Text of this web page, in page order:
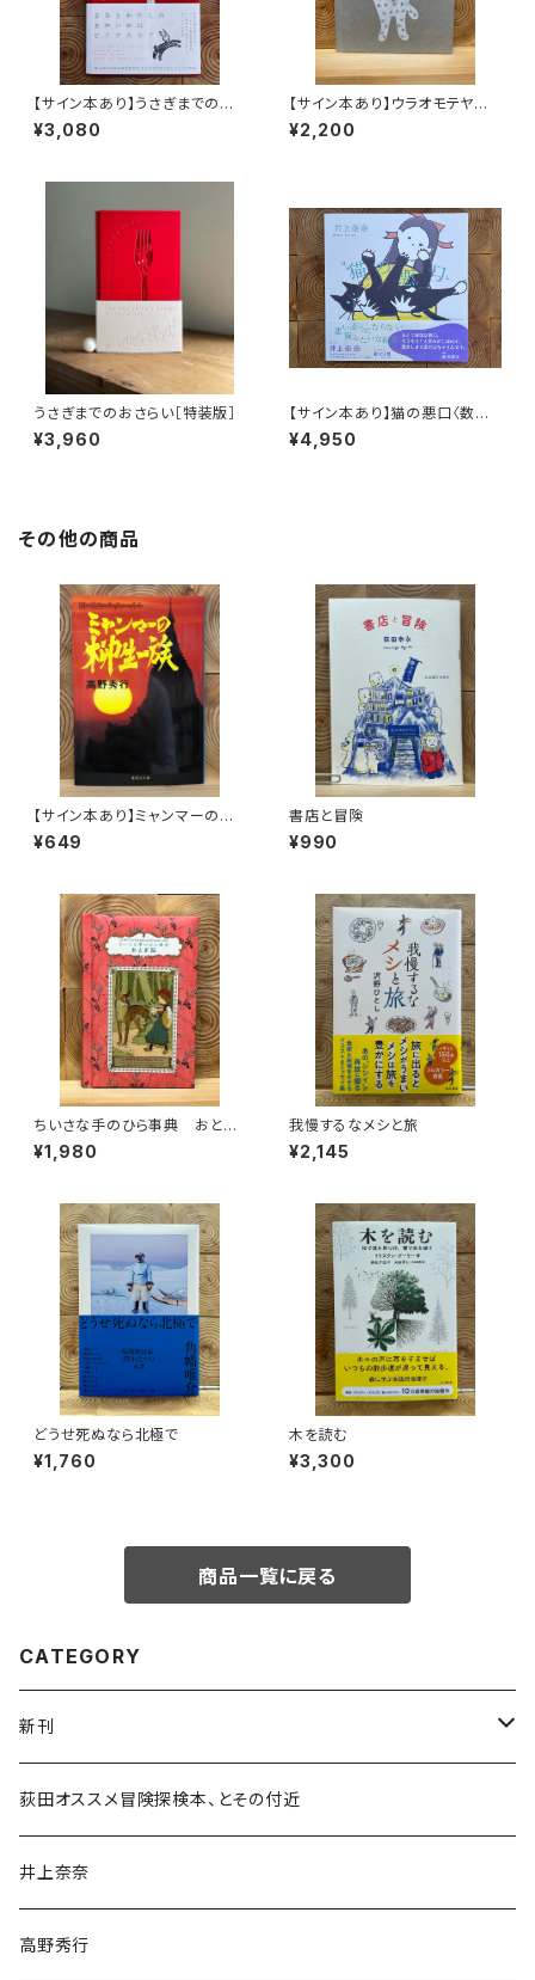
【サイン本あり】うさぎまでのお
さらい［通常版］
¥3,080
【サイン本あり】ウラオモテヤマ
ネコ
¥2,200
うさぎまでのおさらい［特装版］
¥3,960
【サイン本あり】猫の悪口〈数量
限定・オリジナルトート付き〉
¥4,950
その他の商品
【サイン本あり】ミャンマーの柳
生一族
¥649
書店と冒険
¥990
ちいさな手のひら事典 おとぎ
話
¥1,980
我慢するなメシと旅
¥2,145
どうせ死ぬなら北極で
¥1,760
木を読む
¥3,300
商品一覧に戻る
CATEGORY
新刊
和書
文学・小説・物語
随筆・ノンフィクション・その他
荻田オススメ冒険探検本、とその付近
井上奈奈
高野秀行